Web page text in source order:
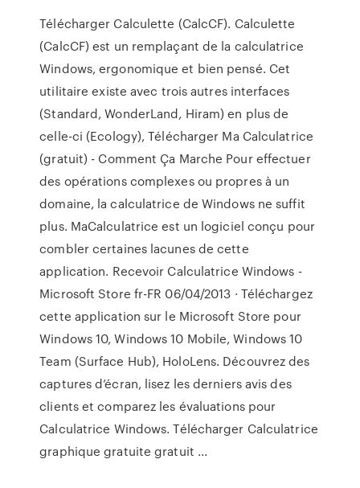
Télécharger Calculette (CalcCF). Calculette
(CalcCF) est un remplaçant de la calculatrice
Windows, ergonomique et bien pensé. Cet
utilitaire existe avec trois autres interfaces
(Standard, WonderLand, Hiram) en plus de
celle-ci (Ecology), Télécharger Ma Calculatrice
(gratuit) - Comment Ça Marche Pour effectuer
des opérations complexes ou propres à un
domaine, la calculatrice de Windows ne suffit
plus. MaCalculatrice est un logiciel conçu pour
combler certaines lacunes de cette
application. Recevoir Calculatrice Windows -
Microsoft Store fr-FR 06/04/2013 · Téléchargez
cette application sur le Microsoft Store pour
Windows 10, Windows 10 Mobile, Windows 10
Team (Surface Hub), HoloLens. Découvrez des
captures d’écran, lisez les derniers avis des
clients et comparez les évaluations pour
Calculatrice Windows. Télécharger Calculatrice
graphique gratuite gratuit ...